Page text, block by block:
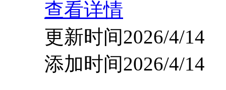
查看详情
更新时间2026/4/14
添加时间2026/4/14